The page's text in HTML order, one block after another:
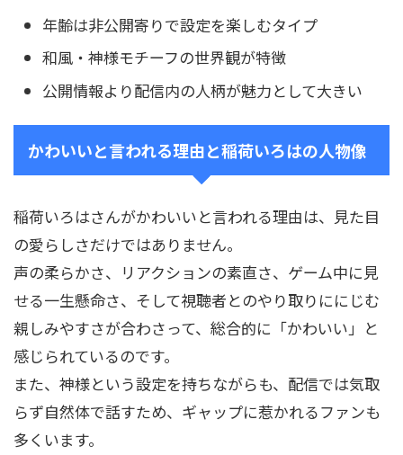
年齢は非公開寄りで設定を楽しむタイプ
和風・神様モチーフの世界観が特徴
公開情報より配信内の人柄が魅力として大きい
かわいいと言われる理由と稲荷いろはの人物像
稲荷いろはさんがかわいいと言われる理由は、見た目
の愛らしさだけではありません。
声の柔らかさ、リアクションの素直さ、ゲーム中に見
せる一生懸命さ、そして視聴者とのやり取りににじむ
親しみやすさが合わさって、総合的に「かわいい」と
感じられているのです。
また、神様という設定を持ちながらも、配信では気取
らず自然体で話すため、ギャップに惹かれるファンも
多くいます。